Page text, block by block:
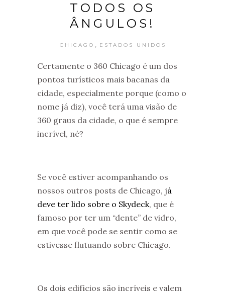
TODOS OS
ÂNGULOS!
CHICAGO ESTADOS UNIDOS
Certamente o 360 Chicago é um dos
pontos turísticos mais bacanas da
cidade, especialmente porque (como o
nome já diz), você terá uma visão de
360 graus da cidade, o que é sempre
incrível, né?
Se você estiver acompanhando os
nossos outros posts de Chicago, já
deve ter lido sobre o Skydeck, que é
famoso por ter um “dente” de vidro,
em que você pode se sentir como se
estivesse flutuando sobre Chicago.
Os dois edifícios são incríveis e valem